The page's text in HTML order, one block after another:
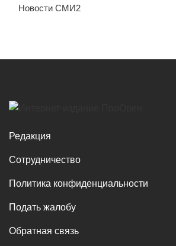
Новости СМИ2
Редакция
Сотрудничество
Политика конфиденциальности
Подать жалобу
Обратная связь